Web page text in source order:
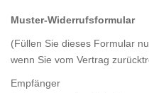
Muster-Widerrufsformular
(Füllen Sie dieses Formular
wenn Sie vom Vertrag
Empfänger